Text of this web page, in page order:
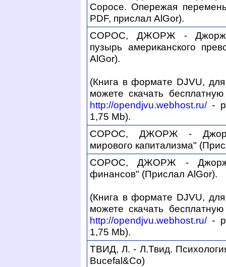
Соросе. Опережая
PDF, прислал AlGor).
СОРОС, ДЖОРЖ - Джорж
пузырь американского
AlGor).
(Книга в формате DJVU,
можете скачать
http://opendjvu.webhost.ru/-
1,75 Mb).
СОРОС, ДЖОРЖ -
мирового капитализма"
СОРОС, ДЖОРЖ - Джорж
финансов" (Прислал AlGor).
(Книга в формате DJVU,
можете скачать
http://opendjvu.webhost.ru/-
1,75 Mb).
ТВИД, Л. - Л.Твид.
Bucefal&Co)